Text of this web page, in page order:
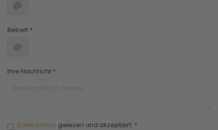
@
Betreff *
@
Ihre Nachricht *
Datenschutz gelesen und akzeptiert. *